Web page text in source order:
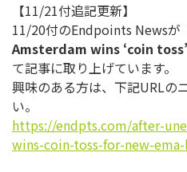
【11/21付追記更新】
11/20付のEndpoints Newsが
Amsterdam wins ‘coin
て記事に取り上げています。
興味のある方は、下記URLの
い。
https://endpts.com/after-
wins-coin-toss-for-new-